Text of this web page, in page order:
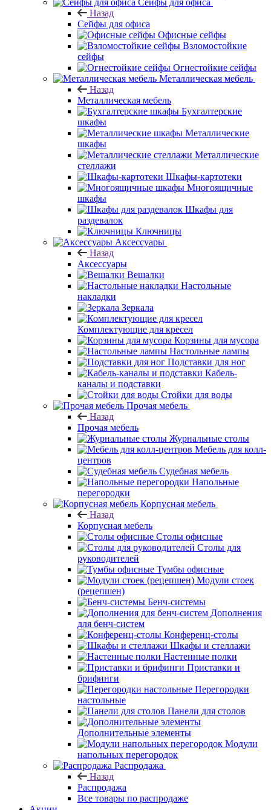
Сейфы для офиса
Назад
Сейфы для офиса
Офисные сейфы
Взломостойкие
сейфы
Огнестойкие сейфы
Металлическая мебель
Назад
Металлическая мебель
Бухгалтерские
шкафы
Металлические
шкафы
Металлические
стеллажи
Шкафы-картотеки
Многоящичные
шкафы
Шкафы для
раздевалок
Ключницы
Аксессуары
Назад
Аксессуары
Вешалки
Настольные
накладки
Зеркала
Комплектующие для кресел
Корзины для мусора
Настольные лампы
Подставки для ног
Кабель-
каналы и подставки
Стойки для воды
Прочая мебель
Назад
Прочая мебель
Журнальные столы
Мебель для колл-
центров
Судебная мебель
Напольные
перегородки
Корпусная мебель
Назад
Корпусная мебель
Столы офисные
Столы для
руководителей
Тумбы офисные
Модули стоек
(рецепшен)
Бенч-системы
Дополнения
для бенч-систем
Конференц-столы
Шкафы и стеллажи
Настенные полки
Приставки и
брифинги
Перегородки
настольные
Панели для столов
Дополнительные элементы
Модули
напольных перегородок
Распродажа
Назад
Распродажа
Все товары по распродаже